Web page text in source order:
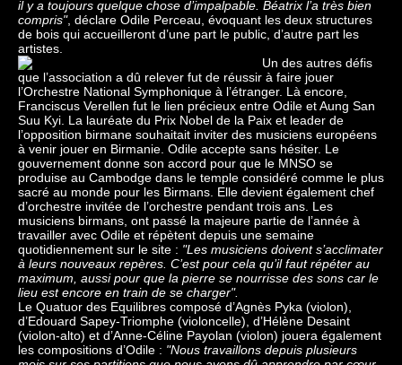
il y a toujours quelque chose d’impalpable. Béatrix l’a très bien
compris", déclare Odile Perceau, évoquant les deux structures
de bois qui accueilleront d’une part le public, d’autre part les
artistes.
Un des autres défis
que l’association a dû relever fut de réussir à faire jouer
l’Orchestre National Symphonique à l’étranger. Là encore,
Franciscus Verellen fut le lien précieux entre Odile et Aung San
Suu Kyi. La lauréate du Prix Nobel de la Paix et leader de
l’opposition birmane souhaitait inviter des musiciens européens
à venir jouer en Birmanie. Odile accepte sans hésiter. Le
gouvernement donne son accord pour que le MNSO se
produise au Cambodge dans le temple considéré comme le plus
sacré au monde pour les Birmans. Elle devient également chef
d’orchestre invitée de l’orchestre pendant trois ans. Les
musiciens birmans, ont passé la majeure partie de l’année à
travailler avec Odile et répètent depuis une semaine
quotidiennement sur le site : "Les musiciens doivent s’acclimater
à leurs nouveaux repères. C’est pour cela qu’il faut répéter au
maximum, aussi pour que la pierre se nourrisse des sons car le
lieu est encore en train de se charger".
Le Quatuor des Equilibres composé d’Agnès Pyka (violon),
d’Edouard Sapey-Triomphe (violoncelle), d’Hélène Desaint
(violon-alto) et d’Anne-Céline Payolan (violon) jouera également
les compositions d’Odile : "Nous travaillons depuis plusieurs